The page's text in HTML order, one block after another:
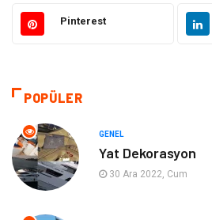
Güzellik ve Bakım
Makine
Eğitim ve Kariyer
Gıda
Spor
Pinterest
POPÜLER
GENEL
Yat Dekorasyon
30 Ara 2022, Cum